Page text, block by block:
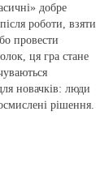
добре
роботи, взяти
провести
ця гра стане
новачків: люди
рішення.